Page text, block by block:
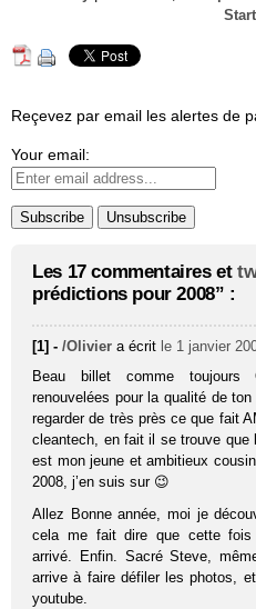
Reçevez par email les alertes de
Your email:
Les 17 commentaires et
prédictions pour 2008” :
[1] -/Olivier a écrit le 1 janvier
Beau billet comme toujours
renouvelées pour la qualité de
regarder de très près ce que fait
cleantech, en fait il se trouve que
est mon jeune et ambitieux
2008, j’en suis sur 😉
Allez Bonne année, moi je
cela me fait dire que cette fois
arrivé. Enfin. Sacré Steve,
arrive à faire défiler les photos,
youtube.